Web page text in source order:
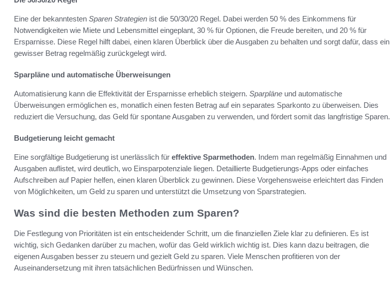
Eine der bekanntesten Sparen Strategien ist die 50/30/20 Regel. Dabei werden 50 % des Einkommens für
Notwendigkeiten wie Miete und Lebensmittel eingeplant, 30 % für Optionen, die Freude bereiten, und 20 % für
Ersparnisse. Diese Regel hilft dabei, einen klaren Überblick über die Ausgaben zu behalten und sorgt dafür, dass ein
gewisser Betrag regelmäßig zurückgelegt wird.
Sparpläne und automatische Überweisungen
Automatisierung kann die Effektivität der Ersparnisse erheblich steigern. Sparpläne und automatische
Überweisungen ermöglichen es, monatlich einen festen Betrag auf ein separates Sparkonto zu überweisen. Dies
reduziert die Versuchung, das Geld für spontane Ausgaben zu verwenden, und fördert somit das langfristige Sparen.
Budgetierung leicht gemacht
Eine sorgfältige Budgetierung ist unerlässlich für effektive Sparmethoden. Indem man regelmäßig Einnahmen und
Ausgaben auflistet, wird deutlich, wo Einsparpotenziale liegen. Detaillierte Budgetierungs-Apps oder einfaches
Aufschreiben auf Papier helfen, einen klaren Überblick zu gewinnen. Diese Vorgehensweise erleichtert das Finden
von Möglichkeiten, um Geld zu sparen und unterstützt die Umsetzung von Sparstrategien.
Was sind die besten Methoden zum Sparen?
Die Festlegung von Prioritäten ist ein entscheidender Schritt, um die finanziellen Ziele klar zu definieren. Es ist
wichtig, sich Gedanken darüber zu machen, wofür das Geld wirklich wichtig ist. Dies kann dazu beitragen, die
eigenen Ausgaben besser zu steuern und gezielt Geld zu sparen. Viele Menschen profitieren von der
Auseinandersetzung mit ihren tatsächlichen Bedürfnissen und Wünschen.